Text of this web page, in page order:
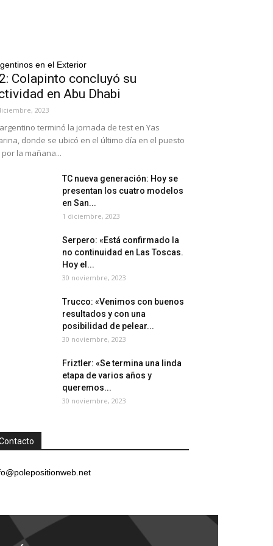
en el Exterior
Colapinto concluyó su
en Abu Dhabi
2023
terminó la jornada de test en Yas
donde se ubicó en el último día en el puesto
por la mañana...
TC nueva generación: Hoy se
presentan los cuatro modelos
en San...
1 diciembre, 2023
Serpero: «Está confirmado la
no continuidad en Las Toscas.
Hoy el...
30 noviembre, 2023
Trucco: «Venimos con buenos
resultados y con una
posibilidad de pelear...
30 noviembre, 2023
Friztler: «Se termina una linda
etapa de varios años y
queremos...
30 noviembre, 2023